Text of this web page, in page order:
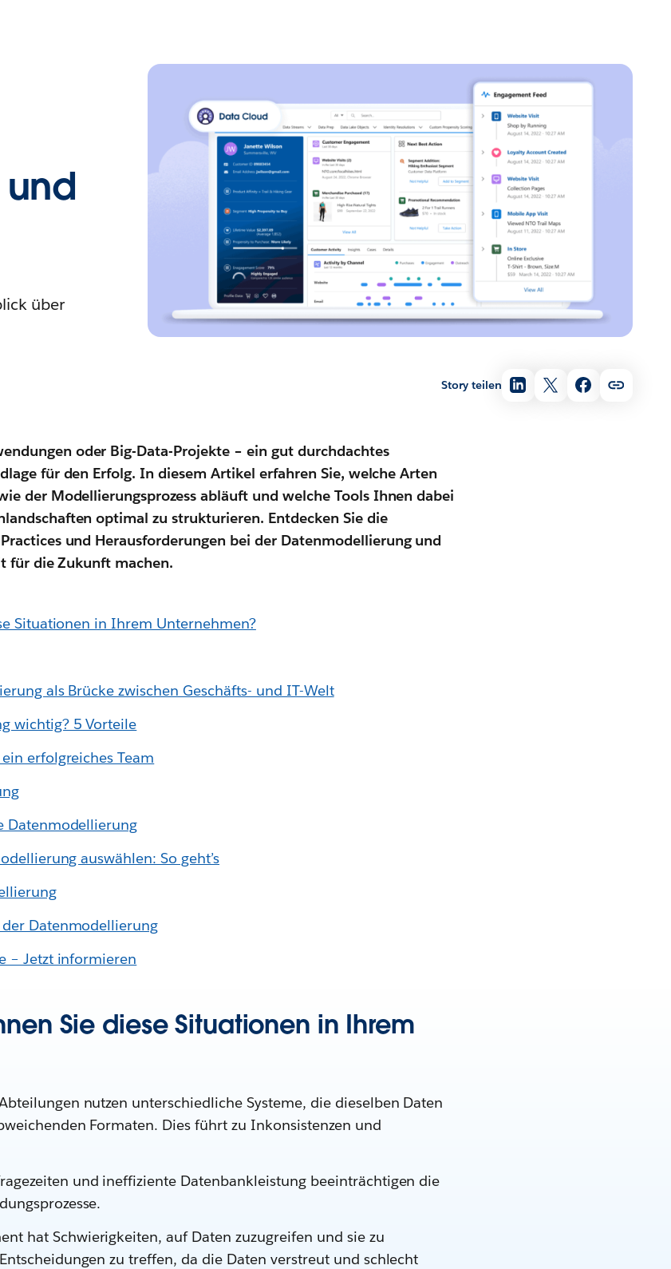
Story teilen
über
oder Big-Data-Projekte – ein gut durchdachtes
für den Erfolg. In diesem Artikel erfahren Sie, welche Arten
der Modellierungsprozess abläuft und welche Tools Ihnen dabei
optimal zu strukturieren. Entdecken Sie die
und Herausforderungen bei der Datenmodellierung und
für die Zukunft machen.
Situationen in Ihrem Unternehmen?
als Brücke zwischen Geschäfts- und IT-Welt
wichtig? 5 Vorteile
erfolgreiches Team
Datenmodellierung
auswählen: So geht’s
Datenmodellierung
– Jetzt informieren
Sie diese Situationen in Ihrem
nutzen unterschiedliche Systeme, die dieselben Daten
Formaten. Dies führt zu Inkonsistenzen und
und ineffiziente Datenbankleistung beeinträchtigen die
hat Schwierigkeiten, auf Daten zuzugreifen und sie zu
zu treffen, da die Daten verstreut und schlecht